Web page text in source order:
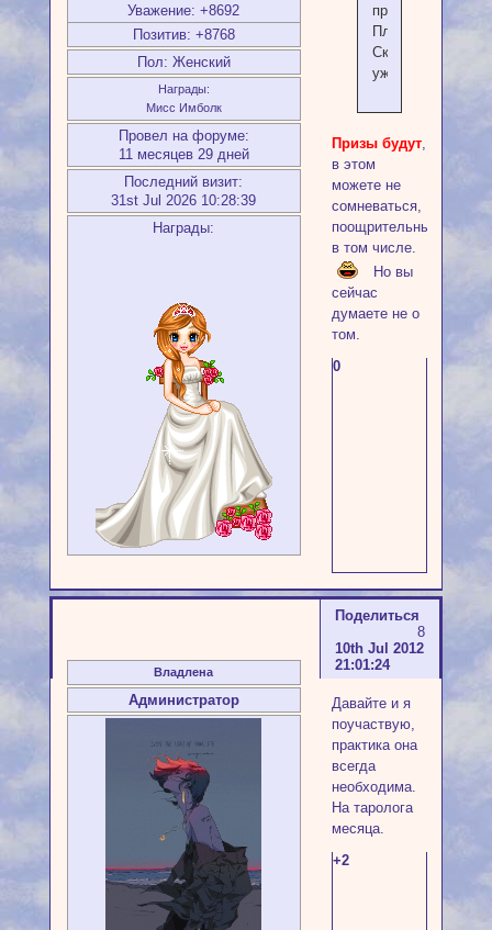
Уважение: +8692
Позитив: +8768
Пол: Женский
Награды:
Мисс Имболк
Провел на форуме:
11 месяцев 29 дней
Последний визит:
31st Jul 2026 10:28:39
Награды:
призы?
Плиииииззз.
Скажите
уже.
Призы будут,
в этом
можете не
сомневаться,
поощрительные
в том числе.
Но вы
сейчас
думаете не о
том.
0
Поделиться
8
10th Jul 2012
21:01:24
Владлена
Администратор
Давайте и я
поучаствую,
практика она
всегда
необходима.
На таролога
месяца.
+2